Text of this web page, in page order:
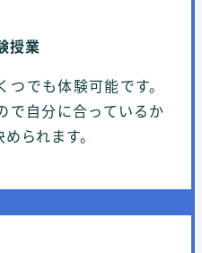
授業
でも体験可能です。
で自分に合っているか
られます。